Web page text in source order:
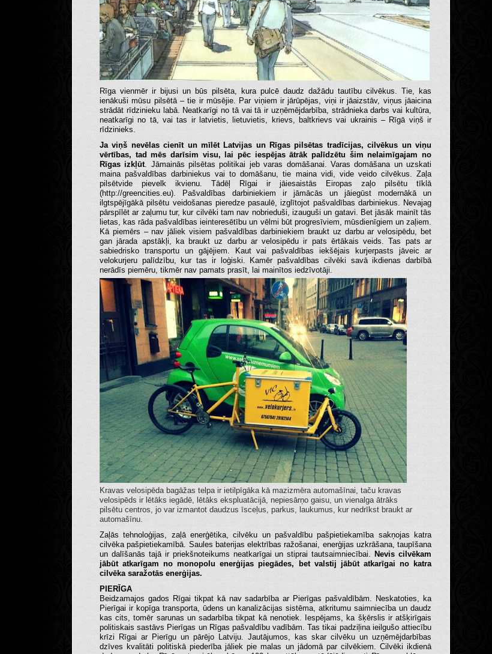
Rīga vienmēr ir bijusi un būs pilsēta, kura pulcē daudz dažādu tautību cilvēkus. Tie, kas
ienākuši mūsu pilsētā – tie ir mūsējie. Par viņiem ir jārūpējas, viņi ir jāaizstāv, viņus jāaicina
strādāt rīdzinieku labā. Neatkarīgi no tā vai tā ir uzņēmējdarbība, strādnieka darbs vai kultūra,
neatkarīgi no tā, vai tas ir latvietis, lietuvietis, krievs, baltkrievs vai ukrainis – Rīgā viņš ir
rīdzinieks.
Ja viņš nevēlas cienīt un mīlēt Latvijas un Rīgas pilsētas tradīcijas, cilvēkus un viņu
vērtības, tad mēs darīsim visu, lai pēc iespējas ātrāk palīdzētu šim nelaimīgajam no
Rīgas izkļūt. Jāmainās pilsētas politikai jeb varas domāšanai. Varas domāšana un uzskati
maina pašvaldības darbiniekus vai to domāšanu, tie maina vidi, vide veido cilvēkus. Zaļa
pilsētvide pievelk ikvienu. Tādēļ Rīgai ir jāiesaistās Eiropas zaļo pilsētu tīklā
(http://greencities.eu). Pašvaldības darbiniekiem ir jāmācās un jāiegūst modernākā un
ilgtspējīgākā pilsētu veidošanas pieredze pasaulē, izglītojot pašvaldības darbiniekus. Nevajag
pārspīlēt ar zaļumu tur, kur cilvēki tam nav nobrieduši, izauguši un gatavi. Bet jāsāk mainīt tās
lietas, kas rāda pašvaldības ieinteresētību un vēlmi būt progresīviem, mūsdienīgiem un zaļiem.
Kā piemērs – nav jāliek visiem pašvaldības darbiniekiem braukt uz darbu ar velosipēdu, bet
gan jārada apstākļi, ka braukt uz darbu ar velosipēdu ir pats ērtākais veids. Tas pats ar
sabiedrisko transportu un gājējiem. Kaut vai pašvaldības iekšējais kurjerpasts jāveic ar
velokurjeru palīdzību, kur tas ir loģiski. Kamēr pašvaldības cilvēki savā ikdienas darbībā
nerādīs piemēru, tikmēr nav pamats prasīt, lai mainītos iedzīvotāji.
Kravas velosipēda bagāžas telpa ir ietilpīgāka kā mazizmēra automašīnai, taču kravas
velosipēds ir lētāks iegādē, lētāks ekspluatācijā, nepiesārņo gaisu, un vienalga ātrāks
pilsētu centros, jo var izmantot daudzus īsceļus, parkus, laukumus, kur nedrīkst braukt ar
automašīnu.
Zaļās tehnoloģijas, zaļā enerģētika, cilvēku un pašvaldību pašpietiekamība sakņojas katra
cilvēka pašpietiekamībā. Saules baterijas elektrības ražošanai, enerģijas uzkrāšana, taupīšana
un dalīšanās tajā ir priekšnoteikums neatkarīgai un stiprai tautsaimniecībai. Nevis cilvēkam
jābūt atkarīgam no monopolu enerģijas piegādes, bet valstij jābūt atkarīgai no katra
cilvēka saražotās enerģijas.
PIERĪGA
Beidzamajos gados Rīgai tikpat kā nav sadarbība ar Pierīgas pašvaldībām. Neskatoties, ka
Pierīgai ir kopīga transporta, ūdens un kanalizācijas sistēma, atkritumu saimniecība un daudz
kas cits, tomēr sarunas un sadarbība tikpat kā nenotiek. Iespējams, ka šķērslis ir atšķirīgais
politiskais sastāvs Pierīgas un Rīgas pašvaldību vadībām. Tas tikai padziļina ieilgušo attiecību
krīzi Rīgai ar Pierīgu un pārējo Latviju. Jautājumos, kas skar cilvēku un uzņēmējdarbības
dzīves kvalitāti politiskā piederība jāliek pie malas un jādomā par cilvēkiem. Cilvēki ikdienā